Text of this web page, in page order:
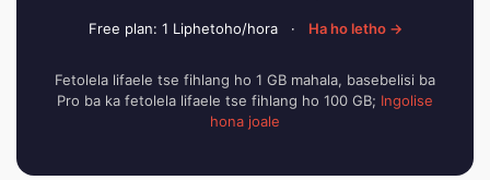
Free plan: 1 Liphetoho/hora · Ha ho letho →
Fetolela lifaele tse fihlang ho 1 GB mahala, basebelisi ba
Pro ba ka fetolela lifaele tse fihlang ho 100 GB; Ingolise
hona joale